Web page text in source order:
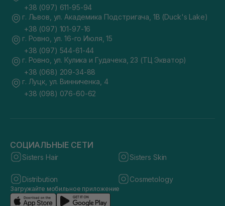
+38 (097) 611-95-94
г. Львов, ул. Академика Подстригача, 1В (Duck's Lake)
+38 (097) 101-97-16
г. Ровно, ул. 16-го Июля, 15
+38 (097) 544-61-44
г. Ровно, ул. Кулика и Гудачека, 23 (ТЦ Экватор)
+38 (068) 209-34-88
г. Луцк, ул. Винниченка, 4
+38 (098) 076-60-62
СОЦИАЛЬНЫЕ СЕТИ
Sisters Hair Sisters Skin
Distribution Cosmetology
Загружайте мобильное приложение